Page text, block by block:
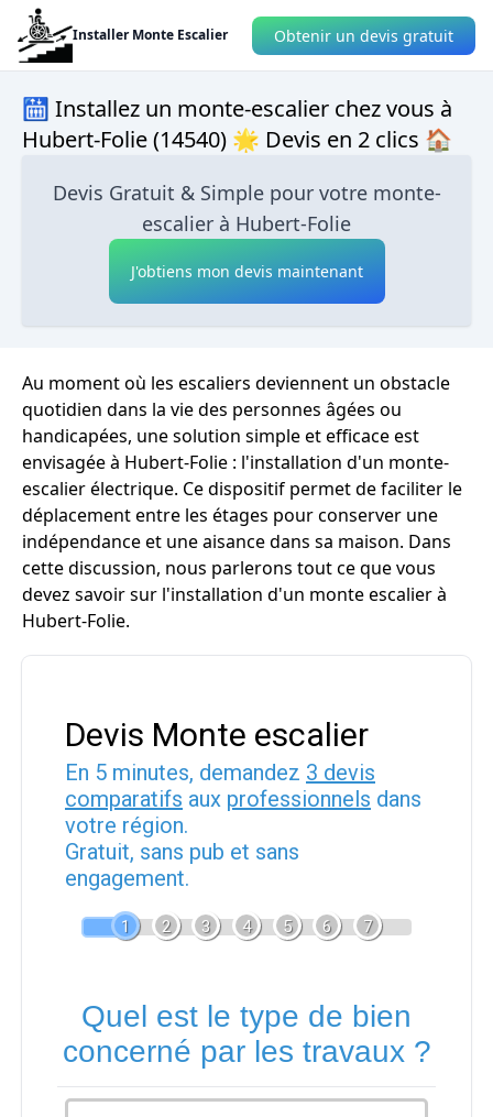
Installer Monte Escalier Obtenir un devis gratuit
🛗 Installez un monte-escalier chez vous à
Hubert-Folie (14540) 🌟 Devis en 2 clics 🏠
Devis Gratuit & Simple pour votre monte-
escalier à Hubert-Folie
J'obtiens mon devis maintenant
Au moment où les escaliers deviennent un obstacle
quotidien dans la vie des personnes âgées ou
handicapées, une solution simple et efficace est
envisagée à Hubert-Folie : l'installation d'un monte-
escalier électrique. Ce dispositif permet de faciliter le
déplacement entre les étages pour conserver une
indépendance et une aisance dans sa maison. Dans
cette discussion, nous parlerons tout ce que vous
devez savoir sur l'installation d'un monte escalier à
Hubert-Folie.
Devis Monte escalier
En 5 minutes, demandez 3 devis
comparatifs aux professionnels dans
votre région.
Gratuit, sans pub et sans
engagement.
1 2 3 4 5 6 7
Quel est le type de bien
concerné par les travaux ?